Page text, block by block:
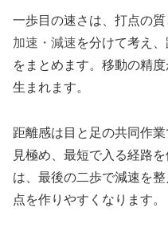
一歩目の速さは、打点の
加速・減速を分けて考え
をまとめます。移動の精
生まれます。
距離感は目と足の共同作
見極め、最短で入る経路
は、最後の二歩で減速を
点を作りやすくなります。